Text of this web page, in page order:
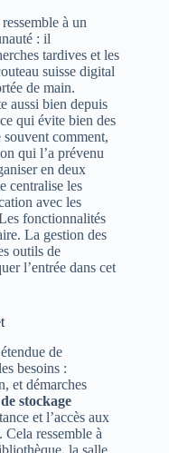
à un
: il
tardives et les
suisse digital
de main.
aussi bien depuis
qui évite bien des
comment,
qui l’a prévenu
en deux
centralise les
avec les
fonctionnalités
La gestion des
outils de
l’entrée dans cet
de
besoins :
et démarches
stockage
et l’accès aux
ressemble à
la salle